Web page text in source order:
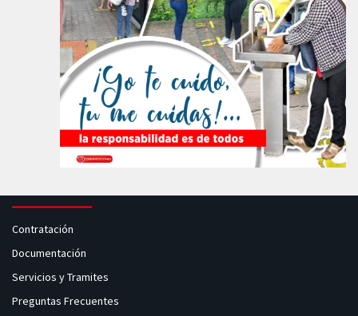
Contratación
Documentación
Servicios y Tramites
Preguntas Frecuentes